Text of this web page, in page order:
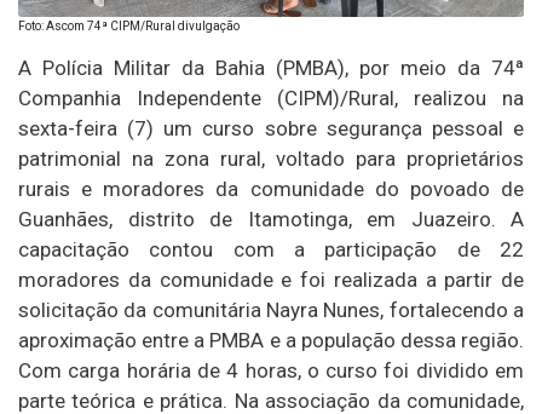
Foto: Ascom 74ª CIPM/Rural divulgação
A Polícia Militar da Bahia (PMBA), por meio da 74ª
Companhia Independente (CIPM)/Rural, realizou na
sexta-feira (7) um curso sobre segurança pessoal e
patrimonial na zona rural, voltado para proprietários
rurais e moradores da comunidade do povoado de
Guanhães, distrito de Itamotinga, em Juazeiro. A
capacitação contou com a participação de 22
moradores da comunidade e foi realizada a partir de
solicitação da comunitária Nayra Nunes, fortalecendo a
aproximação entre a PMBA e a população dessa região.
Com carga horária de 4 horas, o curso foi dividido em
parte teórica e prática. Na associação da comunidade,